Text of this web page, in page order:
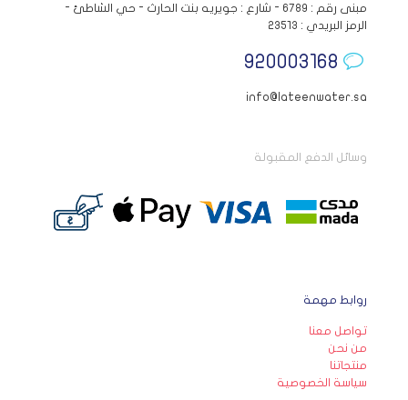
مبنى رقم : ٦٧٨٩ - شارع : جويريه بنت الحارث - حي الشاطئ -
الرمز البريدي : ٢٣٥١٣
920003168
info@lateenwater.sa
وسائل الدفع المقبولة
روابط مهمة
تواصل معنا
من نحن
منتجاتنا
سياسة الخصوصية